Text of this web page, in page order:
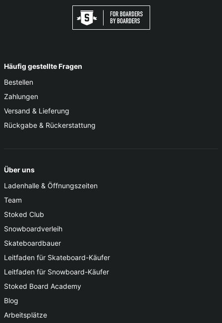
Häufig gestellte Fragen
Bestellen
Zahlungen
Versand & Lieferung
Rückgabe & Rückerstattung
Über uns
Ladenhalle & Öffnungszeiten
Team
Stoked Club
Snowboardverleih
Skateboardbauer
Leitfaden für Skateboard-Käufer
Leitfaden für Snowboard-Käufer
Stoked Board Academy
Blog
Arbeitsplätze